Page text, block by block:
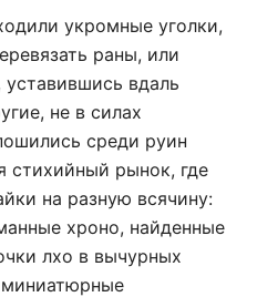
укромные уголки,
раны, или
вдаль
не в силах
среди руин
стихийный рынок, где
на разную всячину:
хроно, найденные
лхо в вычурных
миниатюрные